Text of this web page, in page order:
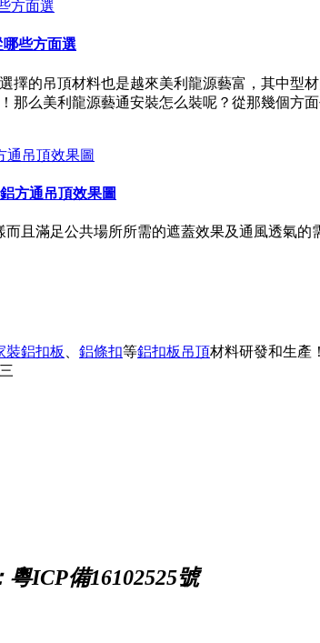
些方面選
擇的吊頂材料也是越來美利龍源藝富，其中
那么美利龍源藝通安裝怎么裝呢？從那幾個方
方通吊頂效果圖
且滿足公共場所所需的遮蓋效果及通風透氣的
裝鋁扣板 鋁條扣等鋁扣板吊頂材料研發和生產！
粵ICP備16102525號